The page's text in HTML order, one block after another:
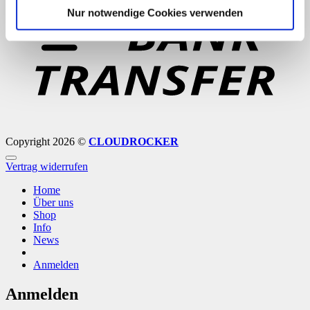
Nur notwendige Cookies verwenden
Copyright 2026 © CLOUDROCKER
Vertrag widerrufen
Home
Über uns
Shop
Info
News
Anmelden
Anmelden